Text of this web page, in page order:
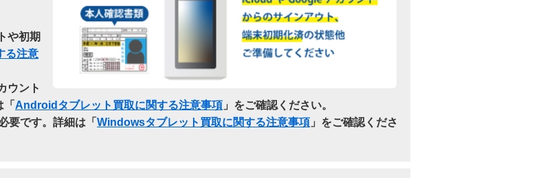
や初期
る注意
ウント
Androidタブレット買取に関する注意事項 」をご確認ください。
要です。詳細は「 Windowsタブレット買取に関する注意事項 」をご確認くださ